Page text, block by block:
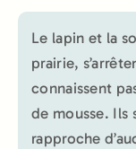
Le lapin et la
prairie,
connaissent
de mousse. Ils
rapproche